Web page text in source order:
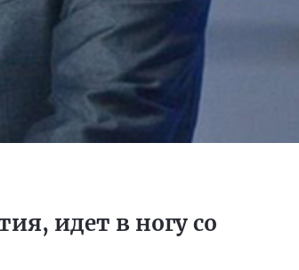
идет в ногу со